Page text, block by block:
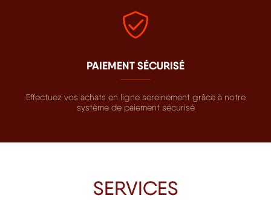
PAIEMENT SÉCURISÉ
Effectuez vos achats en ligne sereinement grâce à notre
système de paiement sécurisé
SERVICES